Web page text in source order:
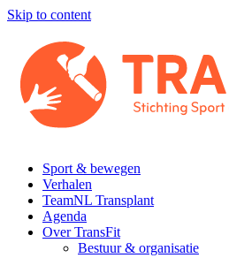
Skip to content
Sport & bewegen
Verhalen
TeamNL Transplant
Agenda
Over TransFit
Bestuur & organisatie